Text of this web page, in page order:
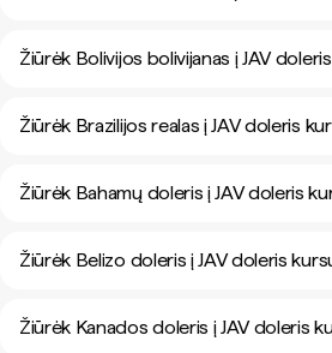
Žiūrėk Bolivijos bolivijanas į JAV
Žiūrėk Brazilijos realas į JAV doleris
Žiūrėk Bahamų doleris į JAV doleris
Žiūrėk Belizo doleris į JAV doleris
Žiūrėk Kanados doleris į JAV doleris